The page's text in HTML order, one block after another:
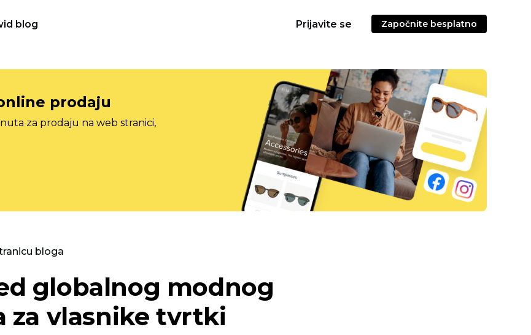
blog Prijavite se Započnite besplatno
prodaju
za prodaju na web stranici,
bloga
globalnog modnog
za vlasnike tvrtki